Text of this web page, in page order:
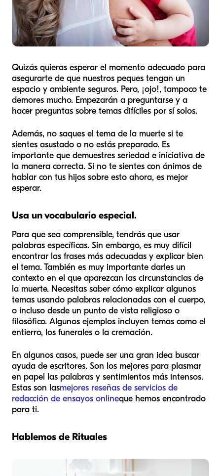
Quizás quieras esperar el momento adecuado para
asegurarte de que nuestros peques tengan un
espacio y ambiente seguros. Pero, ¡ojo!, tampoco te
demores mucho. Empezarán a preguntarse y a
hacer preguntas sobre temas difíciles por sí solos.
Además, no saques el tema de la muerte si te
sientes asustado o no estás preparado. Es
importante que demuestres seriedad e iniciativa de
la manera correcta. Si no te sientes con ánimos de
hablar con tus hijos sobre esto ahora, es mejor
esperar.
Usa un vocabulario especial.
Para que sea comprensible, tendrás que usar
palabras específicas. Sin embargo, es muy difícil
encontrar las frases más adecuadas y explicar bien
el tema. También es muy importante darles un
contexto en el que aparezcan las circunstancias de
la muerte. Necesitas saber cómo explicar algunos
temas usando palabras relacionadas con el cuerpo,
o incluso desde un punto de vista religioso o
filosófico. Algunos ejemplos incluyen temas como el
entierro, los funerales o la cremación.
En algunos casos, puede ser una gran idea buscar
ayuda de escritores. Son los mejores para plasmar
en papel las palabras y sentimientos más intensos.
Estas son lasmejores reseñas de servicios de
redacción de ensayos onlineque hemos encontrado
para ti.
Hablemos de Rituales